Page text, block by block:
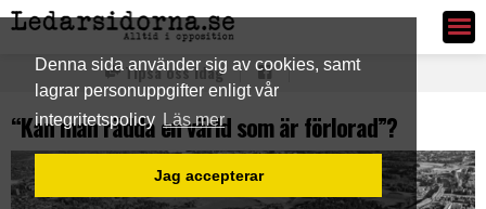
Denna sida använder sig av cookies, samt
lagrar personuppgifter enligt vår
integritetspolicy Läs mer
Jag accepterar
Ledarsidorna.se
Tipsa oss idag
“Kan man rädda en värld som är förlorad”?